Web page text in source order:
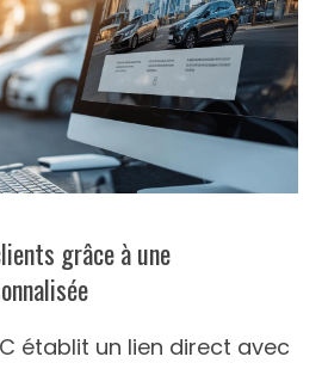
grâce à une
établit un lien direct avec